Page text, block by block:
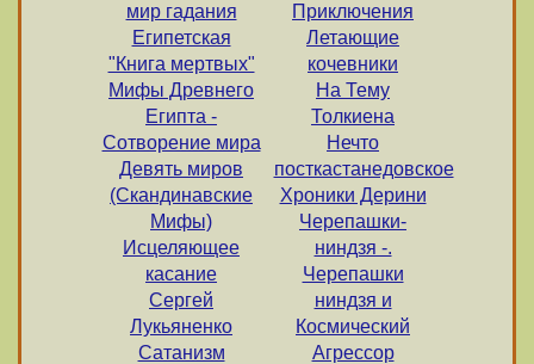
мир гадания
Египетская
"Книга мертвых"
Мифы Древнего
Египта -
Сотворение мира
Девять миров
(Скандинавские
Мифы)
Исцеляющее
касание
Сергей
Лукьяненко
Сатанизм
Приключения
Летающие
кочевники
На Тему
Толкиена
Нечто
посткастанедовское
Хроники Дерини
Черепашки-
ниндзя -.
Черепашки
ниндзя и
Космический
Агрессор